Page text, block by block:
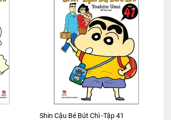
Shin Cậu Bé Bút Chì -Tập 41